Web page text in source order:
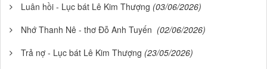
Luân hồi - Lục bát Lê Kim Thượng (03/06/2026)
Nhớ Thanh Nê - thơ Đỗ Anh Tuyến (02/06/2026)
Trả nợ - Lục bát Lê Kim Thượng (23/05/2026)